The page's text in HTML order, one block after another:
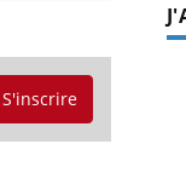
S'inscrire